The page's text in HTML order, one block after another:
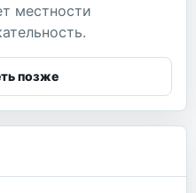
местности
позже